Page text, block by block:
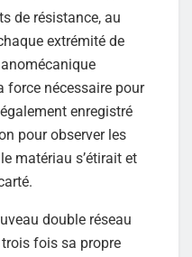
de résistance, au
extrémité de
force nécessaire pour
enregistré
pour observer les
matériau s’étirait et
double réseau
trois fois sa propre